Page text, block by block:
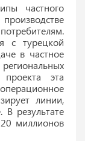
частного
с турецкой
в частное
эта
линии,
В результате
миллионов